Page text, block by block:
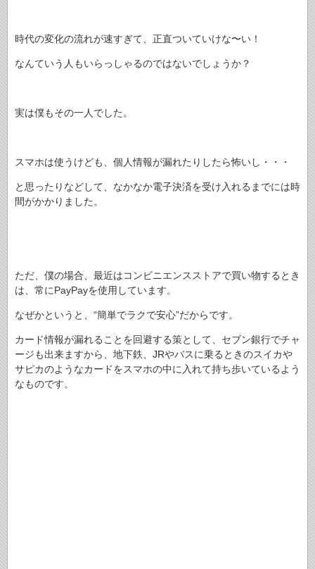
時代の変化の流れが速すぎて、正直ついていけな〜い！
なんていう人もいらっしゃるのではないでしょうか？
実は僕もその一人でした。
スマホは使うけども、個人情報が漏れたりしたら怖いし・・・
と思ったりなどして、なかなか電子決済を受け入れるまでには時
間がかかりました。
ただ、僕の場合、最近はコンビニエンスストアで買い物するとき
は、常にPayPayを使用しています。
なぜかというと、“簡単でラクで安心”だからです。
カード情報が漏れることを回避する策として、セブン銀行でチャ
ージも出来ますから、地下鉄、JRやバスに乗るときのスイカや
サピカのようなカードをスマホの中に入れて持ち歩いているよう
なものです。